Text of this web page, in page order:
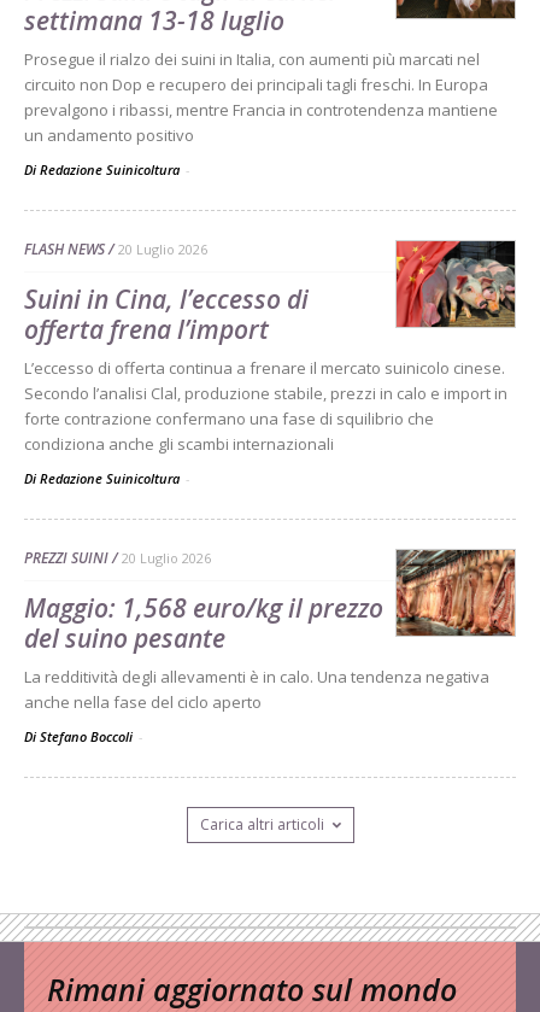
settimana 13-18 luglio
Prosegue il rialzo dei suini in Italia, con aumenti più marcati nel
circuito non Dop e recupero dei principali tagli freschi. In Europa
prevalgono i ribassi, mentre Francia in controtendenza mantiene
un andamento positivo
Di Redazione Suinicoltura -
FLASH NEWS 20 Luglio 2026
Suini in Cina, l’eccesso di
offerta frena l’import
L’eccesso di offerta continua a frenare il mercato suinicolo cinese.
Secondo l’analisi Clal, produzione stabile, prezzi in calo e import in
forte contrazione confermano una fase di squilibrio che
condiziona anche gli scambi internazionali
Di Redazione Suinicoltura -
PREZZI SUINI 20 Luglio 2026
Maggio: 1,568 euro/kg il prezzo
del suino pesante
La redditività degli allevamenti è in calo. Una tendenza negativa
anche nella fase del ciclo aperto
Di Stefano Boccoli -
Carica altri articoli
Rimani aggiornato sul mondo